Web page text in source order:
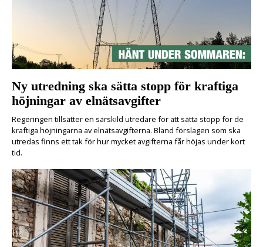
Ny utredning ska sätta stopp för kraftiga
höjningar av elnätsavgifter
Regeringen tillsätter en särskild utredare för att sätta stopp för de
kraftiga höjningarna av elnätsavgifterna. Bland förslagen som ska
utredas finns ett tak för hur mycket avgifterna får höjas under kort
tid.